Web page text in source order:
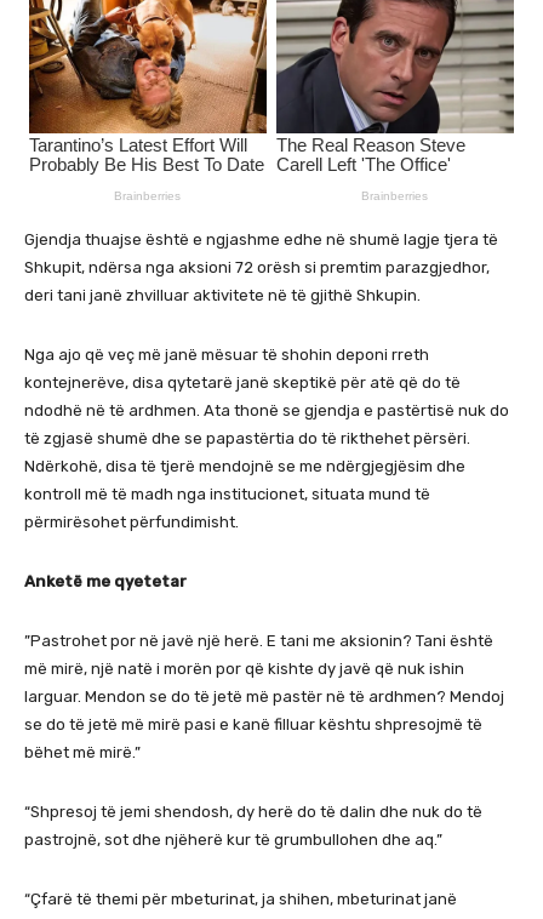
Gjendja thuajse është e ngjashme edhe në shumë lagje tjera të
Shkupit, ndërsa nga aksioni 72 orësh si premtim parazgjedhor,
deri tani janë zhvilluar aktivitete në të gjithë Shkupin.
Nga ajo që veç më janë mësuar të shohin deponi rreth
kontejnerëve, disa qytetarë janë skeptikë për atë që do të
ndodhë në të ardhmen. Ata thonë se gjendja e pastërtisë nuk do
të zgjasë shumë dhe se papastërtia do të rikthehet përsëri.
Ndërkohë, disa të tjerë mendojnë se me ndërgjegjësim dhe
kontroll më të madh nga institucionet, situata mund të
përmirësohet përfundimisht.
Anketë me qyetetar
”Pastrohet por në javë një herë. E tani me aksionin? Tani është
më mirë, një natë i morën por që kishte dy javë që nuk ishin
larguar. Mendon se do të jetë më pastër në të ardhmen? Mendoj
se do të jetë më mirë pasi e kanë filluar kështu shpresojmë të
bëhet më mirë.”
“Shpresoj të jemi shendosh, dy herë do të dalin dhe nuk do të
pastrojnë, sot dhe njëherë kur të grumbullohen dhe aq.”
“Çfarë të themi për mbeturinat, ja shihen, mbeturinat janë